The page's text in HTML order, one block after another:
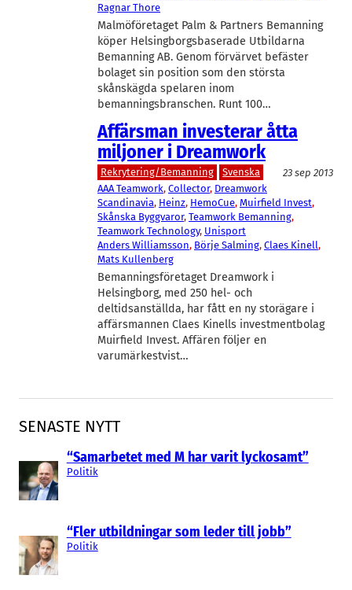
SENASTE NYTT
“Samarbetet med M har varit lyckosamt”
Politik
“Fler utbildningar som leder till jobb”
Politik
Ragnar Thore
Malmöföretaget Palm & Partners Bemanning
köper Helsingborgsbaserade Utbildarna
Bemanning AB. Genom förvärvet befäster
bolaget sin position som den största
skånskägda spelaren inom
bemanningsbranschen. Runt 100…
Affärsman investerar åtta
miljoner i Dreamwork
Rekrytering/Bemanning Svenska
23 sep 2013
AAA Teamwork, Collector, Dreamwork
Scandinavia, Heinz, HemoCue, Muirfield Invest
Skånska Byggvaror, Teamwork Bemanning
Teamwork Technology, Unisport
Anders Williamsson, Börje Salming, Claes Kinell
Mats Kullenberg
Bemanningsföretaget Dreamwork i
Helsingborg, med 250 hel- och
deltidsanställda, har fått en ny storägare i
affärsmannen Claes Kinells investmentbolag
Muirfield Invest. Affären följer en
varumärkestvist…